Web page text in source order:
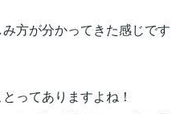
方が分かってきた感じです
ってありますよね！